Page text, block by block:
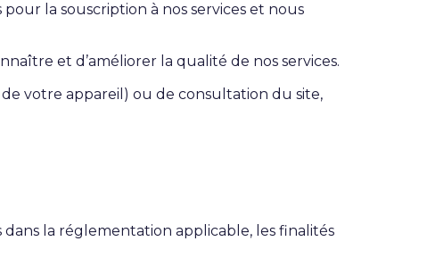
la souscription à nos services et nous
et d’améliorer la qualité de nos services.
votre appareil) ou de consultation du site,
la réglementation applicable, les finalités